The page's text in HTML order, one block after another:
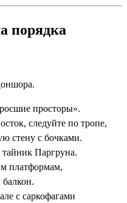
порядка
просторы».
следуйте по тропе,
стену с бочками.
тайник Паргруна.
платформам,
с саркофагами